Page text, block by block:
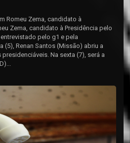
Romeu Zema, candidato à
Zema, candidato à Presidência pelo
pelo g1 e pela
(5), Renan Santos (Missão) abriu a
Na sexta (7), será a